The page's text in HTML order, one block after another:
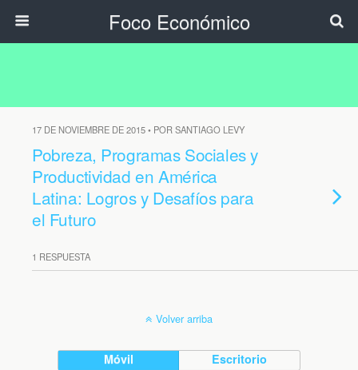
Foco Económico
17 DE NOVIEMBRE DE 2015 • POR SANTIAGO LEVY
Pobreza, Programas Sociales y
Productividad en América
Latina: Logros y Desafíos para
el Futuro
1 RESPUESTA
Volver arriba
Móvil Escritorio